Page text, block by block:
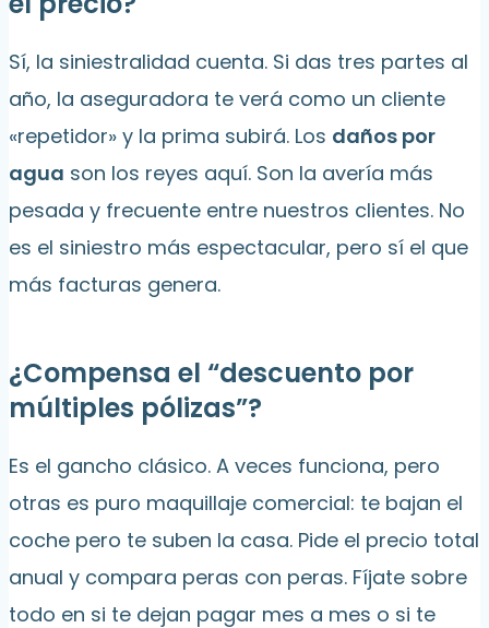
Sí, la siniestralidad cuenta. Si das tres partes al
año, la aseguradora te verá como un cliente
«repetidor» y la prima subirá. Los daños por
agua son los reyes aquí. Son la avería más
pesada y frecuente entre nuestros clientes. No
es el siniestro más espectacular, pero sí el que
más facturas genera.
¿Compensa el “descuento por
múltiples pólizas”?
Es el gancho clásico. A veces funciona, pero
otras es puro maquillaje comercial: te bajan el
coche pero te suben la casa. Pide el precio total
anual y compara peras con peras. Fíjate sobre
todo en si te dejan pagar mes a mes o si te